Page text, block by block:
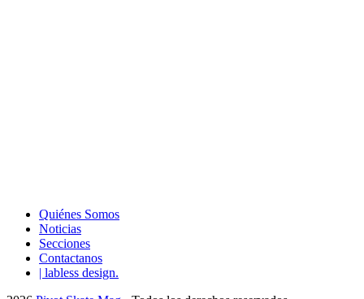
Quiénes Somos
Noticias
Secciones
Contactanos
| labless design.